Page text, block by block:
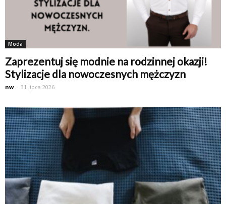
Moda
Zaprezentuj się modnie na rodzinnej okazji!
Stylizacje dla nowoczesnych mężczyzn
nw - 31 lipca 2026